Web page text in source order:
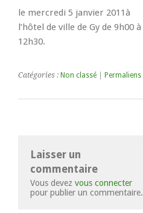
le mercredi 5 janvier 2011à
l’hôtel de ville de Gy de 9h00 à
12h30.
Catégories : Non classé Permaliens
Laisser un
commentaire
Vous devez vous connecter
pour publier un commentaire.